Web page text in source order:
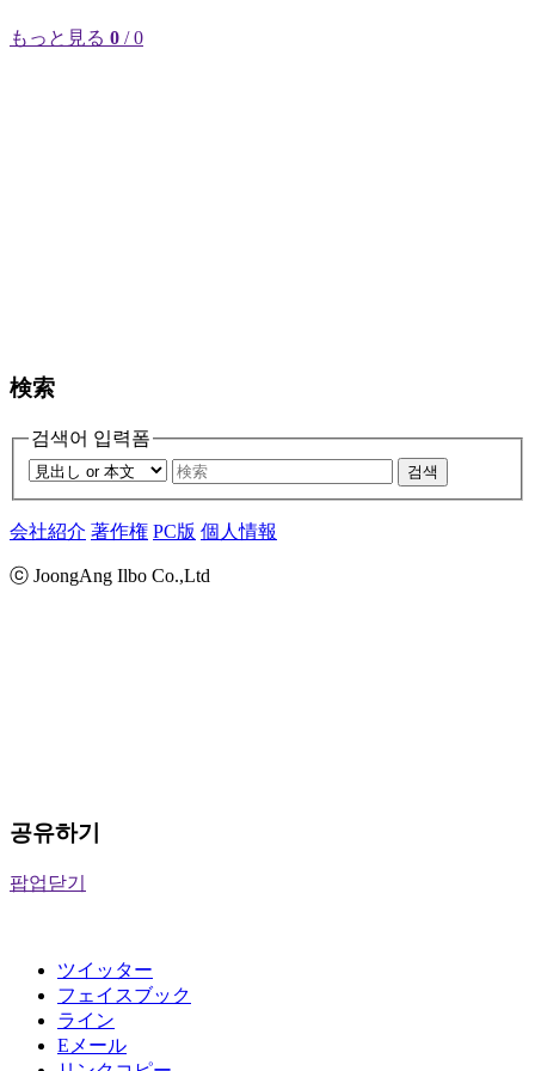
もっと見る 0 / 0
検索
검색어 입력폼
검색
会社紹介 著作権 PC版 個人情報
ⓒ JoongAng Ilbo Co.,Ltd
공유하기
팝업닫기
ツイッター
フェイスブック
ライン
Eメール